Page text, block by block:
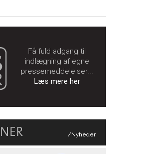
Få fuld adgang til
indlægning af egne
pressemeddelelser...
Læs mere her
/Nyheder